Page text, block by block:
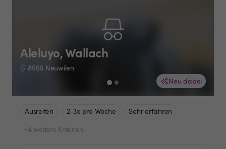
Neu dabei
Aleluyo, Wallach
8566 Neuwilen
Ausreiten 2-3x pro Woche
Sehr erfahren
+4 weitere Kriterien